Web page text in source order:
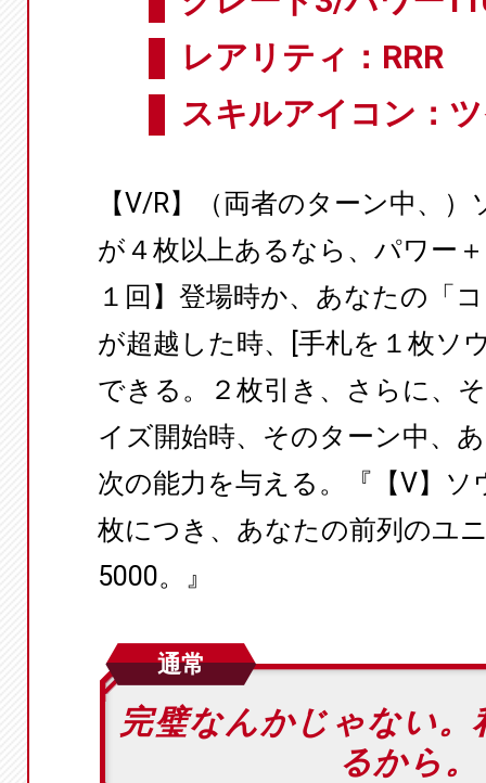
レアリティ：RRR
スキルアイコン：
【V/R】（両者のターン中、
が４枚以上あるなら、パワー
１回】登場時か、あなたの「
が超越した時、[手札を１枚ソ
できる。２枚引き、さらに、
イズ開始時、そのターン中、
次の能力を与える。『【V】
枚につき、あなたの前列のユ
5000。』
通常
完璧なんかじゃない
るから。